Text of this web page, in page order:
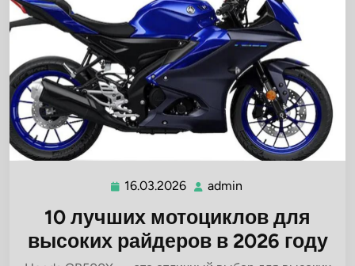
16.03.2026 16.03.2026
admin
10 лучших мотоциклов для
высоких райдеров в 2026 году